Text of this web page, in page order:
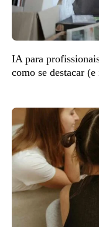
IA para
como se destacar